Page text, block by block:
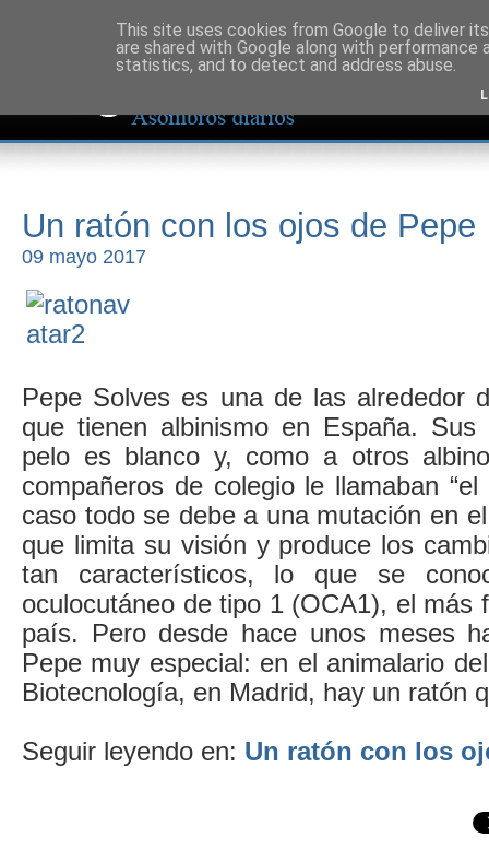
Un ratón con los ojos de Pepe
09 mayo 2017
Pepe Solves es una de las alrededor
que tienen albinismo en España.
pelo es blanco y, como a otros
compañeros de colegio le llamaban
caso todo se debe a una mutación en
que limita su visión y produce los
tan característicos, lo que se
oculocutáneo de tipo 1 (OCA1), el más
país. Pero desde hace unos meses
Pepe muy especial: en el animalario
Biotecnología, en Madrid, hay un ratón
Seguir leyendo en: Un ratón con los
This site uses cookies from Google to deliver
are shared with Google along with
statistics, and to detect and address abuse.